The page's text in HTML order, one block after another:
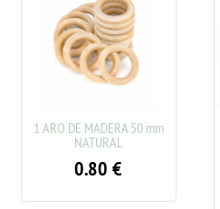
1 ARO DE MADERA 50 mm
NATURAL
0.80€